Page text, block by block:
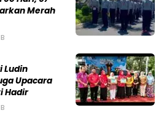
Merah
Ludin
Upacara
Hadir